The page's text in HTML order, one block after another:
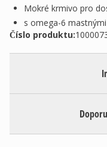
Mokré krmivo pro
s omega-6
Číslo produktu: